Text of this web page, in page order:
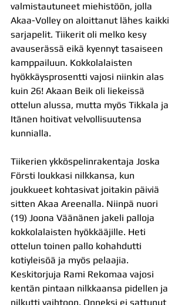
valmistautuneet miehistöön, jolla
Akaa-Volley on aloittanut lähes kaikki
sarjapelit. Tiikerit oli melko kesy
avauserässä eikä kyennyt tasaiseen
kamppailuun. Kokkolalaisten
hyökkäysprosentti vajosi niinkin alas
kuin 26! Akaan Beik oli liekeissä
ottelun alussa, mutta myös Tikkala ja
Itänen hoitivat velvollisuutensa
kunnialla.
Tiikerien ykköspelinrakentaja Joska
Försti loukkasi nilkkansa, kun
joukkueet kohtasivat joitakin päiviä
sitten Akaa Areenalla. Niinpä nuori
(19) Joona Väänänen jakeli palloja
kokkolalaisten hyökkääjille. Heti
ottelun toinen pallo kohahdutti
kotiyleisöä ja myös pelaajia.
Keskitorjuja Rami Rekomaa vajosi
kentän pintaan nilkkaansa pidellen ja
nilkutti vaihtoon. Onneksi ei sattunut